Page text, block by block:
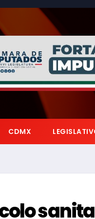
CDMX